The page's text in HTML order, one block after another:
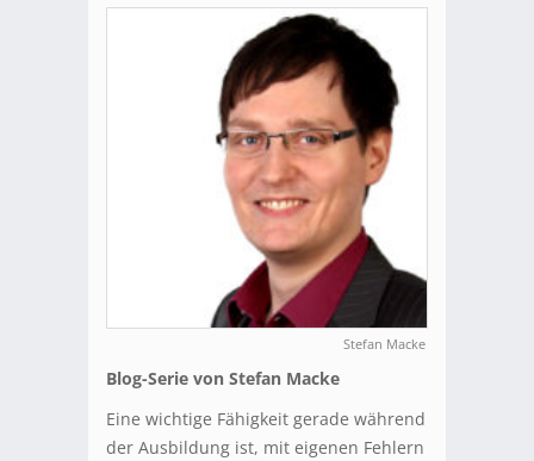
Stefan Macke
Blog-Serie von Stefan Macke
Eine wichtige Fähigkeit gerade während
der Ausbildung ist, mit eigenen Fehlern